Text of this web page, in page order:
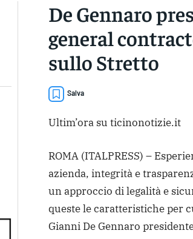
De Gennaro
general
sullo Stretto
Salva
Ultim’ora su ticinonotizie.it
ROMA (ITALPRESS) –
azienda, integrità e
un approccio di legalità e
queste le caratteristiche per
Gianni De Gennaro